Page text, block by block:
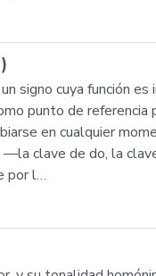
signo cuya función
punto de
en cualquier
clave de do, la
por l…